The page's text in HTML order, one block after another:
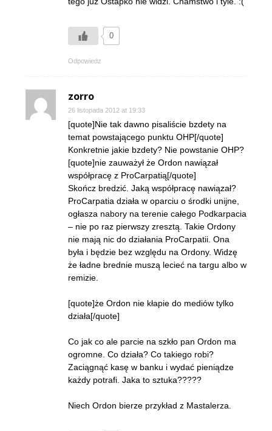
0
Odpowiedz
zorro
26 listopada 2012 at 19:33
[quote]Nie tak dawno pisaliście bzdety na
temat powstającego punktu OHP[/quote]
Konkretnie jakie bzdety? Nie powstanie OHP?
[quote]nie zauważył że Ordon nawiązał
współpracę z ProCarpatią[/quote]
Skończ bredzić. Jaką współpracę nawiązał?
ProCarpatia działa w oparciu o środki unijne,
ogłasza nabory na terenie całego Podkarpacia
– nie po raz pierwszy zresztą. Takie Ordony
nie mają nic do działania ProCarpatii. Ona
była i będzie bez względu na Ordony. Widzę
że ładne brednie muszą lecieć na targu albo w
remizie.
[quote]że Ordon nie kłapie do mediów tylko
działa[/quote]
Co jak co ale parcie na szkło pan Ordon ma
ogromne. Co działa? Co takiego robi?
Zaciągnąć kasę w banku i wydać pieniądze
każdy potrafi. Jaka to sztuka?????
Niech Ordon bierze przykład z Mastalerza.